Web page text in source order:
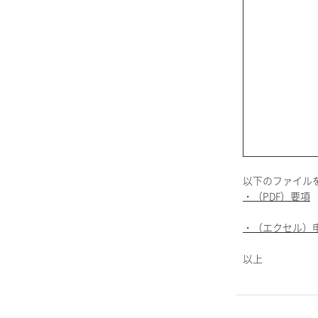
以下のファイル
・（PDF）要項
・（エクセル）
以上